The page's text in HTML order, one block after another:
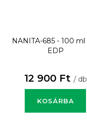
NANITA-685 - 100 ml
EDP
12 900 Ft / db
KOSÁRBA